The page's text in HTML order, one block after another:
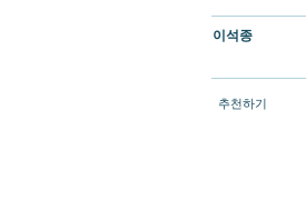
이석종
추천하기